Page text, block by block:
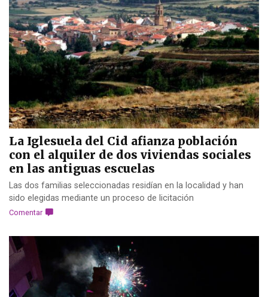
La Iglesuela del Cid afianza población
con el alquiler de dos viviendas sociales
en las antiguas escuelas
Las dos familias seleccionadas residían en la localidad y han
sido elegidas mediante un proceso de licitación
Comentar